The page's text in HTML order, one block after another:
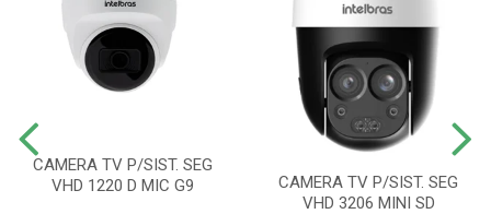
CAMERA TV P/SIST. SEG
VHD 1220 D MIC G9
CAMERA TV P/SIST. SEG
VHD 3206 MINI SD